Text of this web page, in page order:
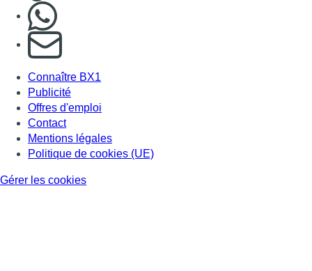
S'abonner à notre newsletter
Connaître BX1
Publicité
Offres d'emploi
Contact
Mentions légales
Politique de cookies (UE)
Gérer les cookies